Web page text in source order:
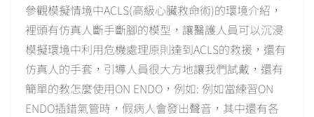
參觀模擬情境中ACLS(高級心臟救命術)的環境介紹，
裡頭有仿真人斷手斷腳的模型，讓醫護人員可以沉浸
模擬環境中利用危機處理原則達到ACLS的救援，還有
仿真人的手套，引導人員很大方地讓我們試戴，還有
簡單的教怎麼使用ON ENDO，例如: 例如當練習ON
ENDO插錯氣管時，假病人會發出聲音，其中還有各